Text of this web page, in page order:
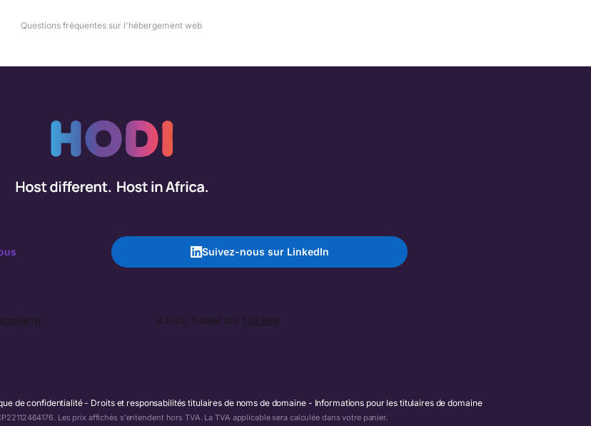
Questions fréquentes sur l'hébergement web
Suivez-nous sur LinkedIn
de confidentialité Droits et responsabilités titulaires de noms de domaine Informations pour les titulaires de domaine
Les prix affichés s'entendent hors TVA. La TVA applicable sera calculée dans votre panier.